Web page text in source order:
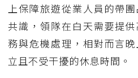
上保障旅遊從業人員的帶
共識，領隊在白天需要提
務與危機處理，相對而言
立且不受干擾的休息時間。